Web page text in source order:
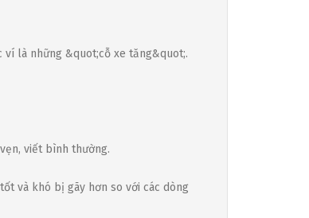
là những &quot;cỗ xe tăng&quot;.
viết bình thường.
và khó bị gãy hơn so với các dòng